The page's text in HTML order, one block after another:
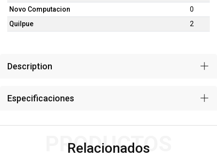
Novo Computacion
0
Quilpue
2
Description
Especificaciones
Relacionados
PRODUCTOS